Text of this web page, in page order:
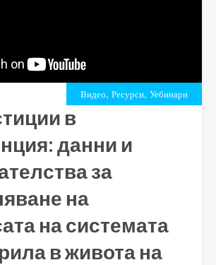
Видео, Ресурси, Уебинари
в
данни и
за
на
на системата
в живота на